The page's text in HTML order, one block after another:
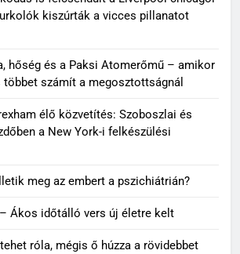
kiszúrták a vicces pillanatot
hőség és a Paksi Atomerőmű – amikor
számít a megosztottságnál
élő közvetítés: Szoboszlai és
a New York-i felkészülési
meg az embert a pszichiátrián?
Ákos időtálló vers új életre kelt
róla, mégis ő húzza a rövidebbet